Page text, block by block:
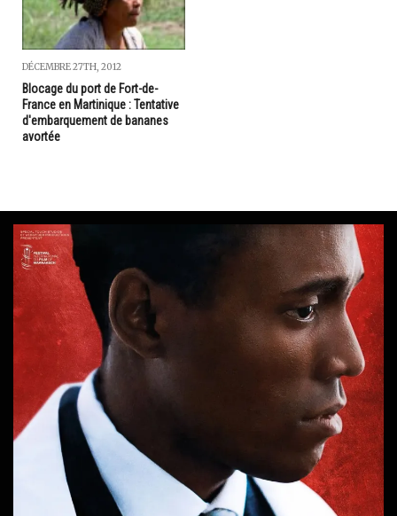
DÉCEMBRE 27TH, 2012
Blocage du port de Fort-de-
France en Martinique : Tentative
d'embarquement de bananes
avortée